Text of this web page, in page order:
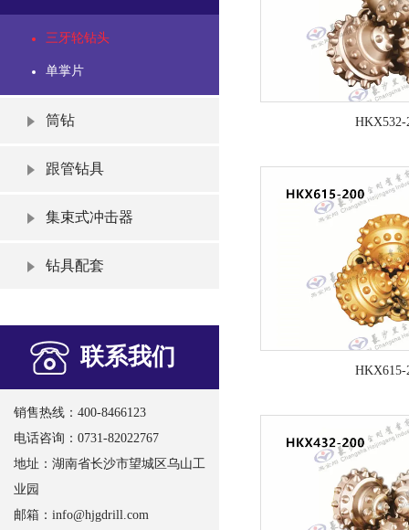
三牙轮钻头
单掌片
筒钻
跟管钻具
集束式冲击器
钻具配套
联系我们
销售热线：400-8466123
电话咨询：0731-82022767
地址：湖南省长沙市望城区乌山工
业园
邮箱： info@hjgdrill.com
HKX532-
HKX615-